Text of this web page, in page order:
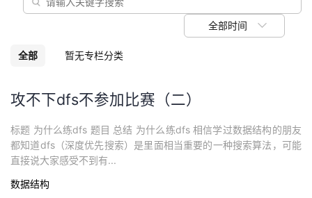
发
者
学
堂
我
Programs
的
支
持
我
的
我
全部时间
全部 暂无专栏分类
攻不下dfs不参加比赛（二）
标题 为什么练dfs 题目 总结 为什么练dfs 相信学过数据结构的朋友
都知道dfs（深度优先搜索）是里面相当重要的一种搜索算法，可能
直接说大家感受不到有...
数据结构